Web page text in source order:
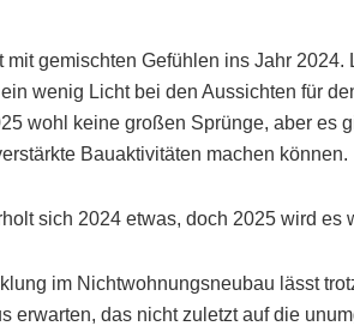
gemischten Gefühlen ins Jahr 2024.
wenig Licht bei den Aussichten für
wohl keine großen Sprünge, aber es
Bauaktivitäten machen können.
sich 2024 etwas, doch 2025 wird es
im Nichtwohnungsneubau lässt
erwarten, das nicht zuletzt auf die